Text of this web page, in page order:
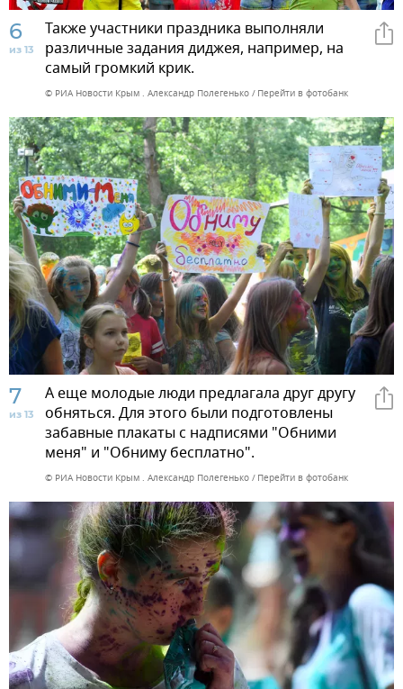
6
из 13
Также участники праздника выполняли
различные задания диджея, например, на
самый громкий крик.
© РИА Новости Крым . Александр Полегенько Перейти в фотобанк
7
из 13
А еще молодые люди предлагала друг другу
обняться. Для этого были подготовлены
забавные плакаты с надписями "Обними
меня" и "Обниму бесплатно".
© РИА Новости Крым . Александр Полегенько Перейти в фотобанк